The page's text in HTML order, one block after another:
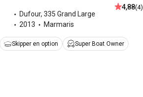
Dufour, 335 Grand Large
2013
Marmaris
4,88(4)
Skipper en option Super Boat Owner